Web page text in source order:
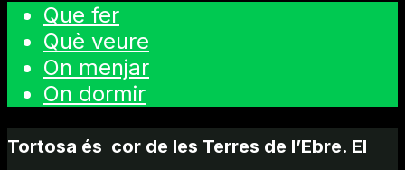
Que fer
Què veure
On menjar
On dormir
Tortosa és cor de les Terres de l’Ebre. El